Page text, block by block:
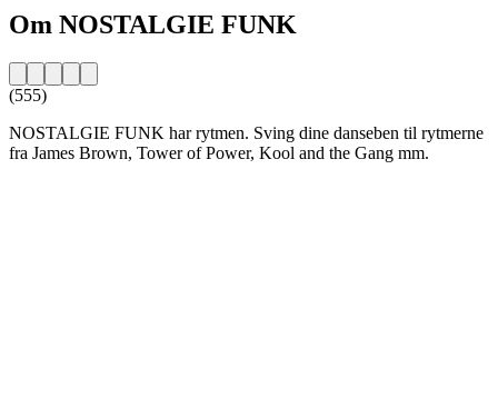
Om NOSTALGIE FUNK
(555)
NOSTALGIE FUNK har rytmen. Sving dine danseben til rytmerne
fra James Brown, Tower of Power, Kool and the Gang mm.